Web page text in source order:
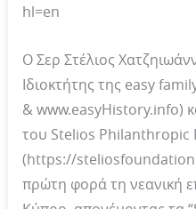
hl=en
O Σερ Στέλιος
Ιδιοκτήτης της easy
& www.easyHistory.info)
του Stelios Philanthropic
(https://
πρώτη φορά τη νεανική